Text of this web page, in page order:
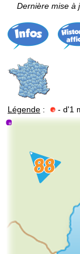
Dernière mise à
Légende : - d'1